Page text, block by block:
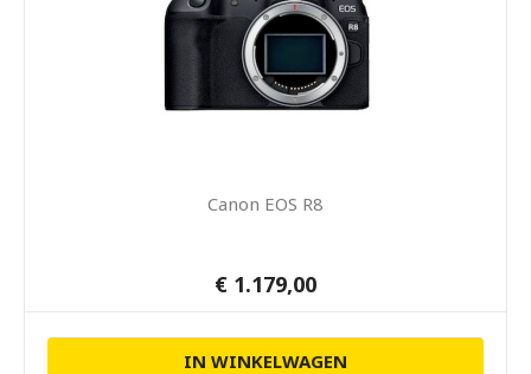
Canon EOS R8
€ 1.179,00
IN WINKELWAGEN